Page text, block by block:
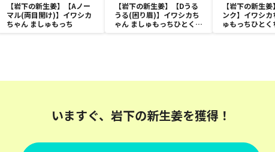
【岩下の新生姜】【Aノー
マル(両目開け)】イワシカ
ちゃん ましゅもっち
【岩下の新生姜】【Dうる
うる(困り眉)】イワシカち
ゃん ましゅもっちひとくち
【岩下の新生
ンク】イワシ
ゅもっちひと
いますぐ、岩下の新生姜を獲得！